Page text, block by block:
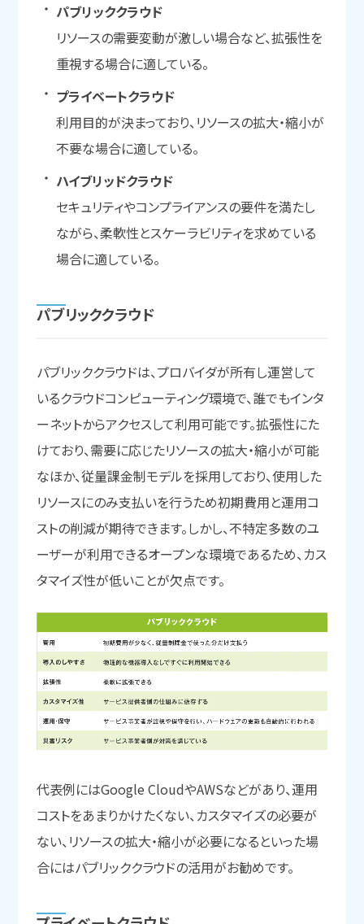
パブリッククラウド
リソースの需要変動が激しい場合など、拡張性を
重視する場合に適している。
プライベートクラウド
利用目的が決まっており、リソースの拡大・縮小が
不要な場合に適している。
ハイブリッドクラウド
セキュリティやコンプライアンスの要件を満たし
ながら、柔軟性とスケーラビリティを求めている
場合に適している。
パブリッククラウド
パブリッククラウドは、プロバイダが所有し運営して
いるクラウドコンピューティング環境で、誰でもインタ
ーネットからアクセスして利用可能です。拡張性にた
けており、需要に応じたリソースの拡大・縮小が可能
なほか、従量課金制モデルを採用しており、使用した
リソースにのみ支払いを行うため初期費用と運用コ
ストの削減が期待できます。しかし、不特定多数のユ
ーザーが利用できるオープンな環境であるため、カス
タマイズ性が低いことが欠点です。
代表例にはGoogle CloudやAWSなどがあり、運用
コストをあまりかけたくない、カスタマイズの必要が
ない、リソースの拡大・縮小が必要になるといった場
合にはパブリッククラウドの活用がお勧めです。